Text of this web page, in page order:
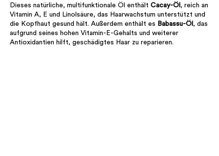
Dieses natürliche, multifunktionale Öl enthält Cacay-Öl , reich an
Vitamin A, E und Linolsäure, das Haarwachstum unterstützt und
die Kopfhaut gesund hält. Außerdem enthält es Babassu-Öl , das
aufgrund seines hohen Vitamin-E-Gehalts und weiterer
Antioxidantien hilft, geschädigtes Haar zu reparieren.